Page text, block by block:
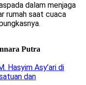
dalam menjaga
rumah saat cuaca
Putra
Hasyim Asy’ari di
dan